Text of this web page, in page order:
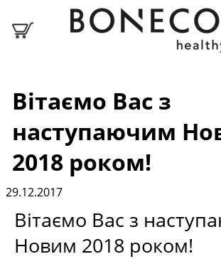
Вітаємо Вас з
наступаючим
2018 роком!
29.12.2017
Вітаємо Вас з
Новим 2018 роком!